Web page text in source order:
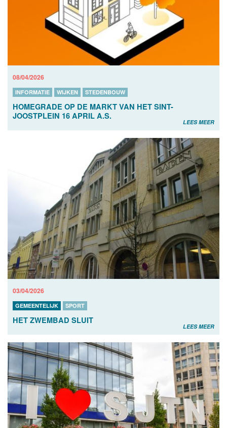
08/04/2026
INFORMATIE WIJKEN STEDENBOUW
HOMEGRADE OP DE MARKT VAN HET SINT-
JOOSTPLEIN 16 APRIL A.S.
LEES MEER
03/04/2026
GEMEENTELIJK SPORT
HET ZWEMBAD SLUIT
LEES MEER